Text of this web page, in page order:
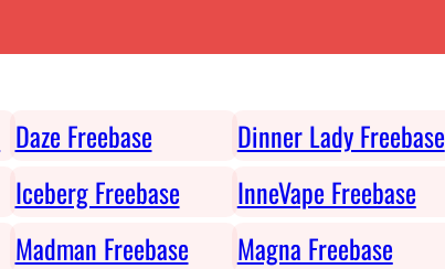
Daze Freebase
Dinner Lady Freebase
Iceberg Freebase
InneVape Freebase
Madman Freebase
Magna Freebase